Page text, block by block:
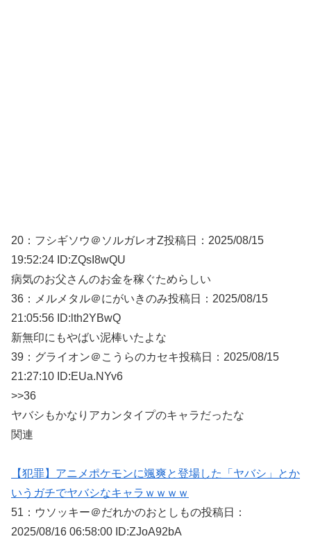
20： フシギソウ＠ソルガレオZ投稿日：2025/08/15
19:52:24 ID:ZQsI8wQU
病気のお父さんのお金を稼ぐためらしい
36：
メルメタル＠にがいきのみ投稿日：2025/08/15
21:05:56 ID:lth2YBwQ
新無印にもやばい泥棒いたよな
39： グライオン＠こうらのカセキ投稿日：2025/08/15
21:27:10 ID:EUa.NYv6
>>36
ヤバシもかなりアカンタイプのキャラだったな
関連
【犯罪】アニメポケモンに颯爽と登場した「ヤバシ」とか
いうガチでヤバシなキャラｗｗｗｗ
51： ウソッキー＠だれかのおとしもの投稿日：
2025/08/16 06:58:00 ID:ZJoA92bA